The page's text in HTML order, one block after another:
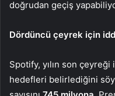
doğrudan geçiş
Dördüncü çeyrek için
Spotify, yılın son çeyreği
hedefleri belirlediğini